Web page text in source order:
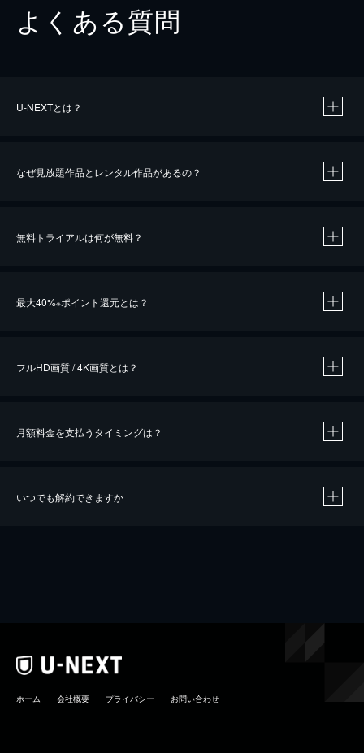
よくある質問
U-NEXTとは？
なぜ見放題作品とレンタル作品があるの？
無料トライアルは何が無料？
最大40%※ポイント還元とは？
※40％ポイント還元の対象は、クレジットカード決済による作品の購入 / レンタルです。
フルHD画質 / 4K画質とは？
月額料金を支払うタイミングは？
いつでも解約できますか
ホーム 会社概要 プライバシー お問い合わせ